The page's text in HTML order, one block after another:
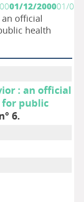
01/12/200001/
official
health
: an official
public
6.